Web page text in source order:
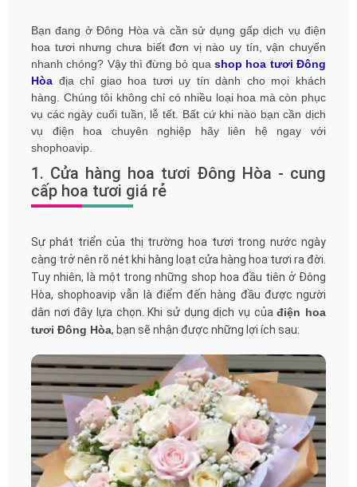
Bạn đang ở Đông Hòa và cần sử dụng gấp dịch vụ điện
hoa tươi nhưng chưa biết đơn vị nào uy tín, vận chuyển
nhanh chóng? Vậy thì đừng bỏ quashop hoa tươi Đông
Hòađịa chỉ giao hoa tươi uy tín dành cho mọi khách
hàng. Chúng tôi không chỉ có nhiều loại hoa mà còn phục
vụ các ngày cuối tuần, lễ tết. Bất cứ khi nào bạn cần dịch
vụ điện hoa chuyên nghiệp hãy liên hệ ngay với
shophoavip.
1. Cửa hàng hoa tươi Đông Hòa - cung
cấp hoa tươi giá rẻ
Sự phát triển của thị trường hoa tươi trong nước ngày
càng trở nên rõ nét khi hàng loạt cửa hàng hoa tươi ra đời.
Tuy nhiên, là một trong những shop hoa đầu tiên ở Đông
Hòa, shophoavip vẫn là điểm đến hàng đầu được người
dân nơi đây lựa chọn. Khi sử dụng dịch vụ củađiện hoa
tươi Đông Hòa, bạn sẽ nhận được những lợi ích sau: